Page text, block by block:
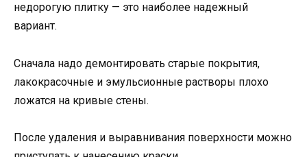
недорогую плитку — это наиболее надежный
вариант.
Сначала надо демонтировать старые покрытия,
лакокрасочные и эмульсионные растворы плохо
ложатся на кривые стены.
После удаления и выравнивания поверхности можно